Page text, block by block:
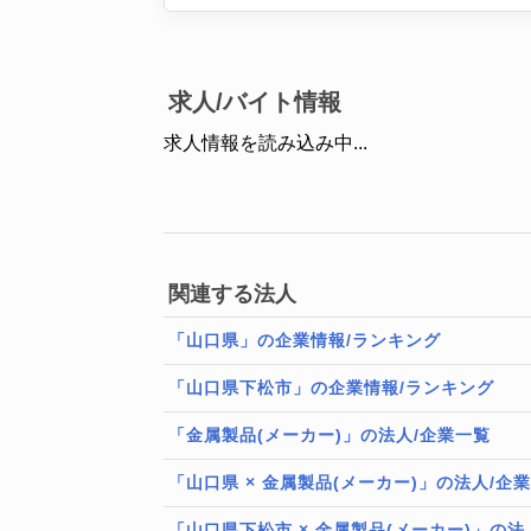
求人/バイト情報
求人情報を読み込み中...
関連する法人
「山口県」の企業情報/ランキング
「山口県下松市」の企業情報/ランキング
「金属製品(メーカー)」の法人/企業一覧
「山口県 × 金属製品(メーカー)」の法人/企